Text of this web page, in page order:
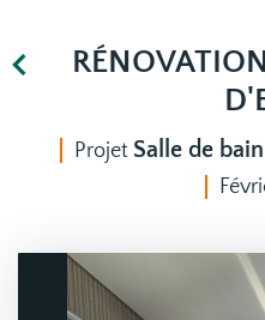
Projet Salle de bain